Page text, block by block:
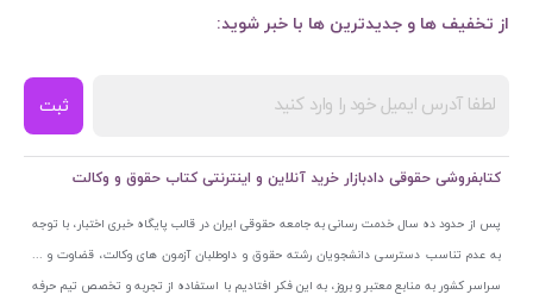
از تخفیف ها و جدیدترین ها با خبر شوید:
ثبت
کتابفروشی حقوقی دادبازار خرید آنلاین و اینترنتی کتاب حقوق و وکالت
پس از حدود ده سال خدمت رسانی به جامعه حقوقی ایران در قالب پایگاه خبری اختبار، با توجه
به عدم تناسب دسترسی دانشجویان رشته حقوق و داوطلبان آزمون های وکالت، قضاوت و ...
سراسر کشور به منابع معتبر و بروز، به این فکر افتادیم با استفاده از تجربه و تخصص تیم حرفه